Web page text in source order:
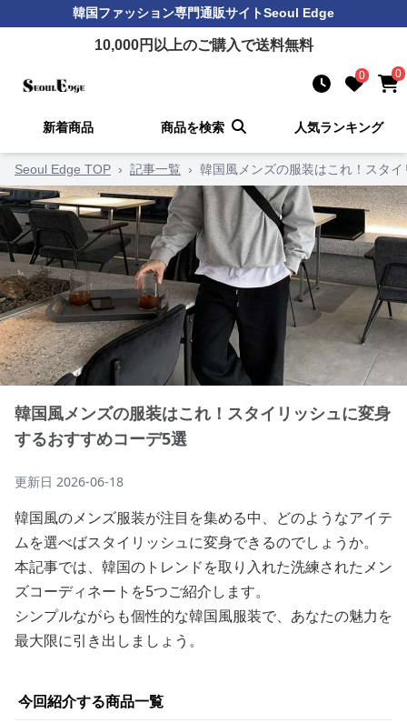
韓国ファッション専門通販サイトSeoul Edge
10,000円以上のご購入で送料無料
0 0
新着商品 商品を検索 人気ランキング
Seoul Edge TOP › 記事一覧 › 韓国風メンズの服装はこれ！スタ
韓国風メンズの服装はこれ！スタイリッシュに変身
するおすすめコーデ5選
更新日 2026-06-18
韓国風のメンズ服装が注目を集める中、どのようなアイテ
ムを選べばスタイリッシュに変身できるのでしょうか。
本記事では、韓国のトレンドを取り入れた洗練されたメン
ズコーディネートを5つご紹介します。
シンプルながらも個性的な韓国風服装で、あなたの魅力を
最大限に引き出しましょう。
今回紹介する商品一覧